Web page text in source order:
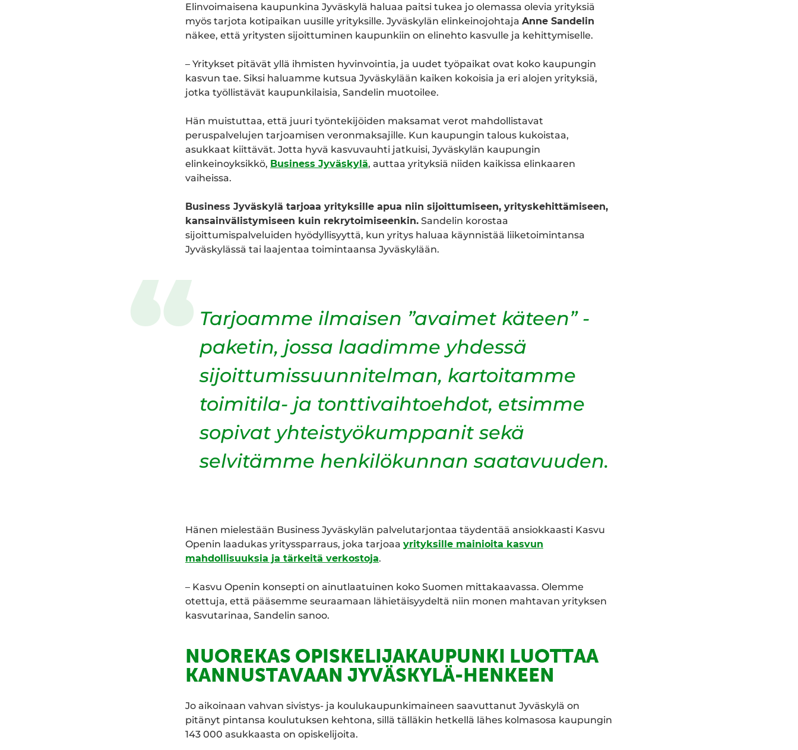
Elinvoimaisena kaupunkina Jyväskylä haluaa paitsi tukea jo olemassa olevia yrityksiä
myös tarjota kotipaikan uusille yrityksille. Jyväskylän elinkeinojohtaja Anne Sandelin
näkee, että yritysten sijoittuminen kaupunkiin on elinehto kasvulle ja kehittymiselle.
– Yritykset pitävät yllä ihmisten hyvinvointia, ja uudet työpaikat ovat koko kaupungin
kasvun tae. Siksi haluamme kutsua Jyväskylään kaiken kokoisia ja eri alojen yrityksiä,
jotka työllistävät kaupunkilaisia, Sandelin muotoilee.
Hän muistuttaa, että juuri työntekijöiden maksamat verot mahdollistavat
peruspalvelujen tarjoamisen veronmaksajille. Kun kaupungin talous kukoistaa,
asukkaat kiittävät. Jotta hyvä kasvuvauhti jatkuisi, Jyväskylän kaupungin
elinkeinoyksikkö, Business Jyväskylä, auttaa yrityksiä niiden kaikissa elinkaaren
vaiheissa.
Business Jyväskylä tarjoaa yrityksille apua niin sijoittumiseen, yrityskehittämiseen,
kansainvälistymiseen kuin rekrytoimiseenkin. Sandelin korostaa
sijoittumispalveluiden hyödyllisyyttä, kun yritys haluaa käynnistää liiketoimintansa
Jyväskylässä tai laajentaa toimintaansa Jyväskylään.
Tarjoamme ilmaisen ”avaimet käteen” -
paketin, jossa laadimme yhdessä
sijoittumissuunnitelman, kartoitamme
toimitila- ja tonttivaihtoehdot, etsimme
sopivat yhteistyökumppanit sekä
selvitämme henkilökunnan saatavuuden.
Hänen mielestään Business Jyväskylän palvelutarjontaa täydentää ansiokkaasti Kasvu
Openin laadukas yrityssparraus, joka tarjoaa yrityksille mainioita kasvun
mahdollisuuksia ja tärkeitä verkostoja.
– Kasvu Openin konsepti on ainutlaatuinen koko Suomen mittakaavassa. Olemme
otettuja, että pääsemme seuraamaan lähietäisyydeltä niin monen mahtavan yrityksen
kasvutarinaa, Sandelin sanoo.
NUOREKAS OPISKELIJAKAUPUNKI LUOTTAA
KANNUSTAVAAN JYVÄSKYLÄ-HENKEEN
Jo aikoinaan vahvan sivistys- ja koulukaupunkimaineen saavuttanut Jyväskylä on
pitänyt pintansa koulutuksen kehtona, sillä tälläkin hetkellä lähes kolmasosa kaupungin
143 000 asukkaasta on opiskelijoita.